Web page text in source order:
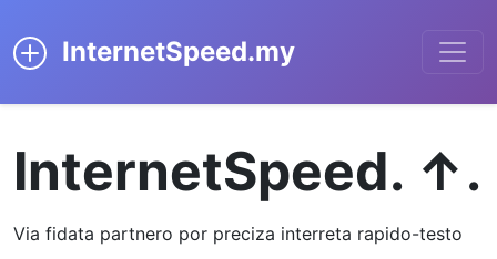
InternetSpeed.my
InternetSpeed. ↑.
Via fidata partnero por preciza interreta rapido-testo